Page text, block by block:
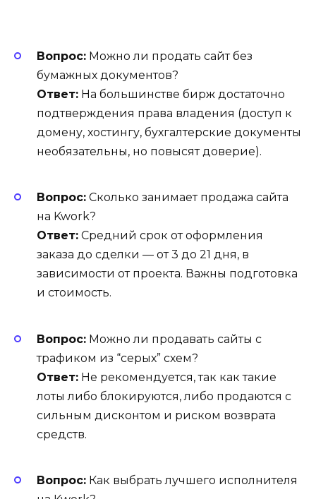
Вопрос: Можно ли продать сайт без
бумажных документов?
Ответ: На большинстве бирж достаточно
подтверждения права владения (доступ к
домену, хостингу, бухгалтерские документы
необязательны, но повысят доверие).
Вопрос: Сколько занимает продажа сайта
на Kwork?
Ответ: Средний срок от оформления
заказа до сделки — от 3 до 21 дня, в
зависимости от проекта. Важны подготовка
и стоимость.
Вопрос: Можно ли продавать сайты с
трафиком из “серых” схем?
Ответ: Не рекомендуется, так как такие
лоты либо блокируются, либо продаются с
сильным дисконтом и риском возврата
средств.
Вопрос: Как выбрать лучшего исполнителя